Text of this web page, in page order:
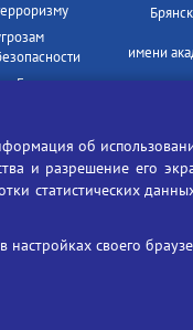
Генеральная
имени
об
и разрешение его
статистических
своего